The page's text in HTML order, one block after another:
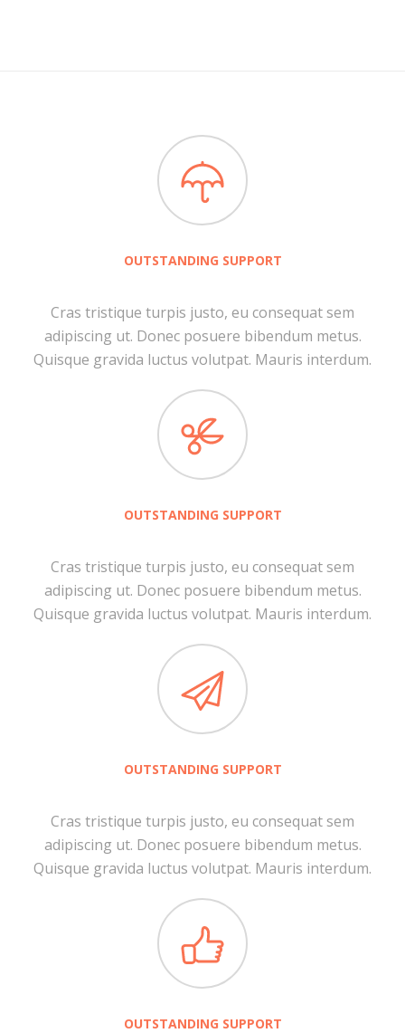
OUTSTANDING SUPPORT
Cras tristique turpis justo, eu consequat sem
adipiscing ut. Donec posuere bibendum metus.
Quisque gravida luctus volutpat. Mauris interdum.
OUTSTANDING SUPPORT
Cras tristique turpis justo, eu consequat sem
adipiscing ut. Donec posuere bibendum metus.
Quisque gravida luctus volutpat. Mauris interdum.
OUTSTANDING SUPPORT
Cras tristique turpis justo, eu consequat sem
adipiscing ut. Donec posuere bibendum metus.
Quisque gravida luctus volutpat. Mauris interdum.
OUTSTANDING SUPPORT